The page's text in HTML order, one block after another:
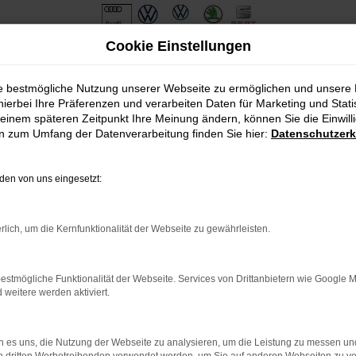
bestimmter Seiten verhindern. Funktioniert die Seite in
dem neuesten Stand sind.
kann auch dazu führen, dass bestimmte Funktionen nicht
Cookie Einstellungen
bestmögliche Nutzung unserer Webseite zu ermöglichen und unsere
Ihre Präferenzen und verarbeiten Daten für Marketing und
späteren Zeitpunkt Ihre Meinung ändern, können Sie die
zum Umfang der Datenverarbeitung finden Sie hier:
von uns eingesetzt:
um die Kernfunktionalität der Webseite zu gewährleisten.
Funktionalität der Webseite. Services von Drittanbietern wie Google
weitere werden aktiviert.
es uns, die Nutzung der Webseite zu analysieren, um die Leistung zu messen